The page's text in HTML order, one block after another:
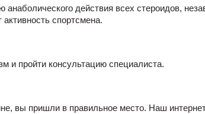
анаболического действия всех стероидов,
спортсмена.
и пройти консультацию специалиста.
, вы пришли в правильное место. Наш